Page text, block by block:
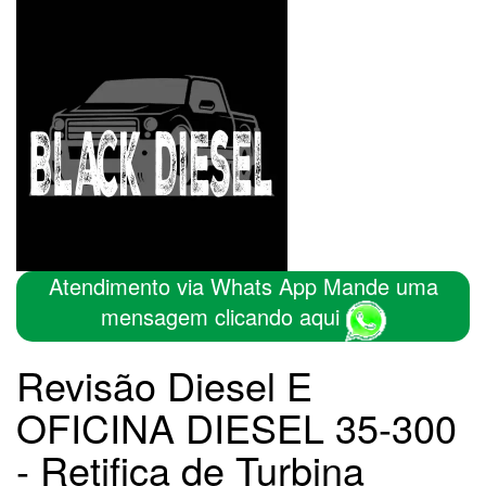
Atendimento via Whats App Mande uma
mensagem clicando aqui
Revisão Diesel E
OFICINA DIESEL 35-300
- Retifica de Turbina